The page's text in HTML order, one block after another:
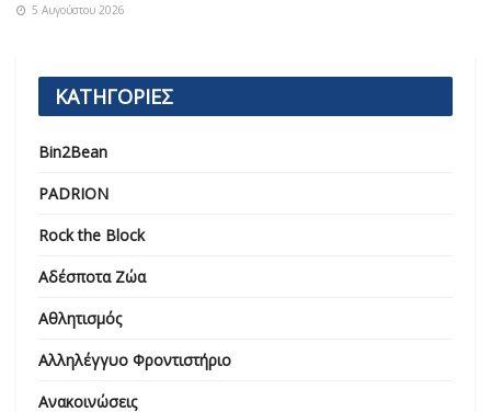
5 Αυγούστου 2026
ΚΑΤΗΓΟΡΙΕΣ
Bin2Bean
PADRION
Rock the Block
Αδέσποτα Ζώα
Αθλητισμός
Αλληλέγγυο Φροντιστήριο
Ανακοινώσεις